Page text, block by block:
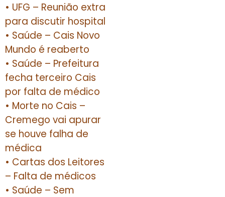
• UFG – Reunião extra
para discutir hospital
• Saúde – Cais Novo
Mundo é reaberto
• Saúde – Prefeitura
fecha terceiro Cais
por falta de médico
• Morte no Cais –
Cremego vai apurar
se houve falha de
médica
• Cartas dos Leitores
– Falta de médicos
• Saúde – Sem